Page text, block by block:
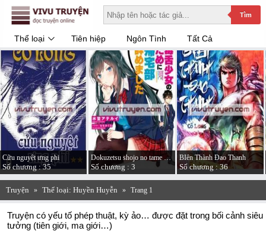
Tìm
Thể loại Tiên hiệp Ngôn Tình Tất Cả
Cữu nguyệt ưng phi
Số chương : 35
Dokuzetsu shojo no tame ni kitaku-bu yamemashita
Số chương : 3
BIên Thành Đao Thanh
Số chương : 36
Truyện » Thể loại: Huyền Huyễn » Trang 1
Truyện có yếu tố phép thuật, kỳ ảo… được đặt trong bối cảnh siêu
tưởng (tiên giới, ma giới…)